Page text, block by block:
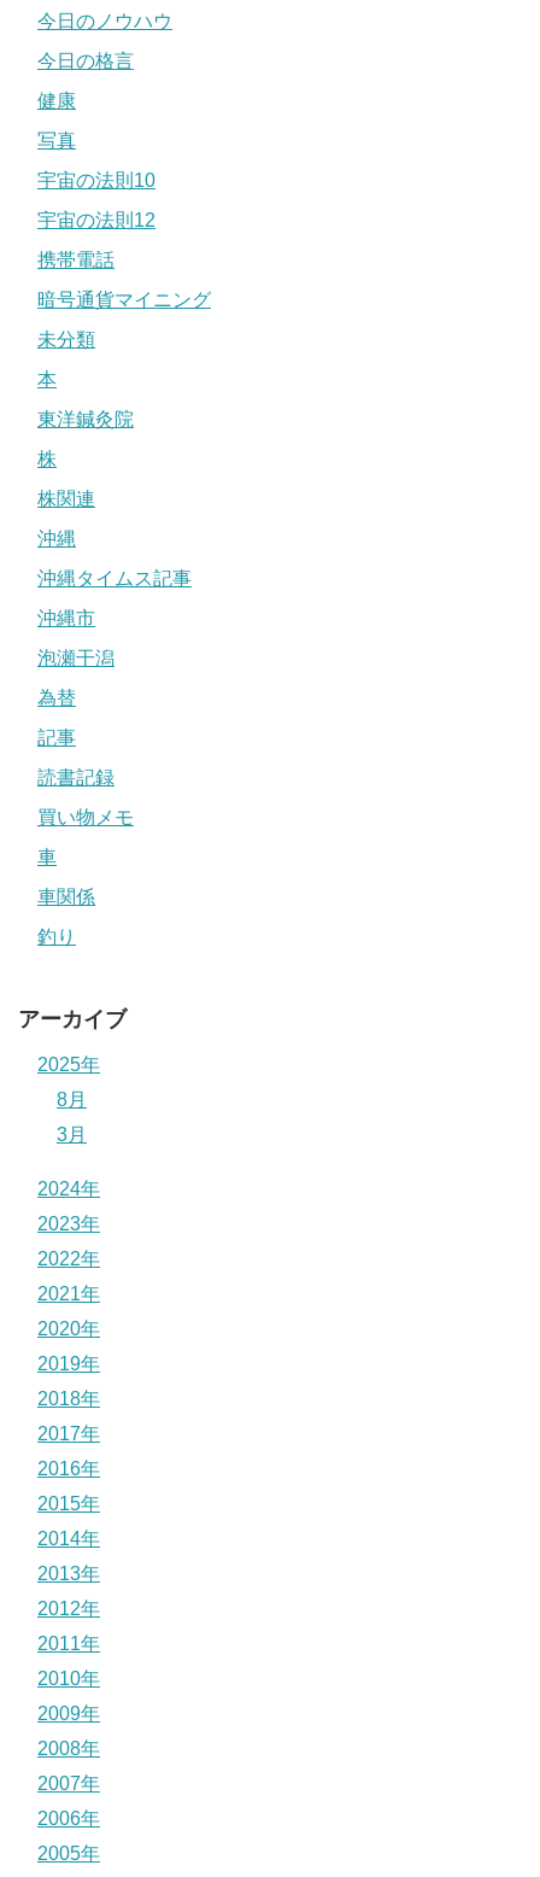
今日のノウハウ
今日の格言
健康
写真
宇宙の法則10
宇宙の法則12
携帯電話
暗号通貨マイニング
未分類
本
東洋鍼灸院
株
株関連
沖縄
沖縄タイムス記事
沖縄市
泡瀬干潟
為替
記事
読書記録
買い物メモ
車
車関係
釣り
アーカイブ
2025年
8月
3月
2024年
2023年
2022年
2021年
2020年
2019年
2018年
2017年
2016年
2015年
2014年
2013年
2012年
2011年
2010年
2009年
2008年
2007年
2006年
2005年